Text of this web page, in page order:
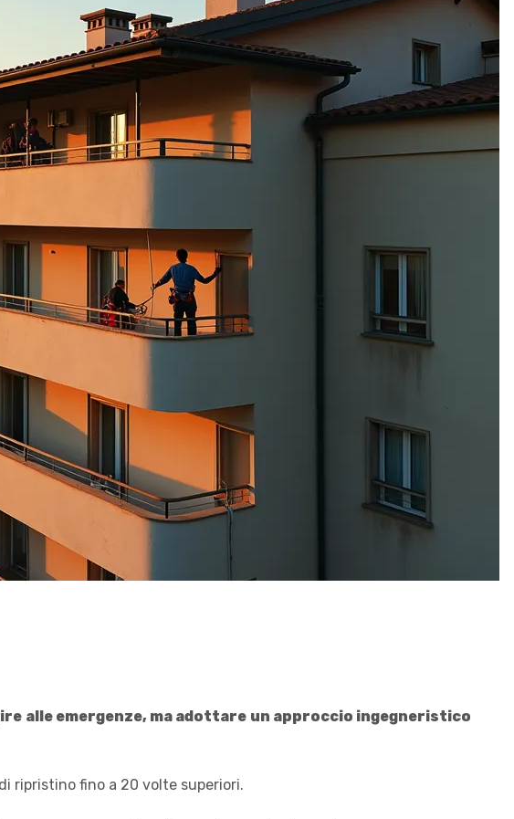
alle emergenze, ma adottare un approccio ingegneristico
ripristino fino a 20 volte superiori.